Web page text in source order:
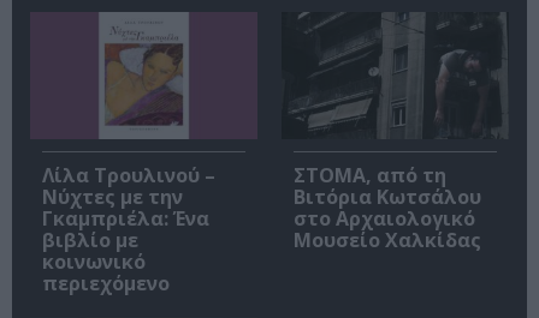
Λίλα Τρουλινού –
Νύχτες με την
Γκαμπριέλα: Ένα
βιβλίο με
κοινωνικό
περιεχόμενο
ΣΤΟΜΑ, από τη
Βιτόρια Κωτσάλου
στο Αρχαιολογικό
Μουσείο Χαλκίδας